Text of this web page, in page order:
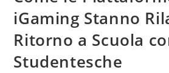
iGaming Stanno
Ritorno a Scuola
Studentesche